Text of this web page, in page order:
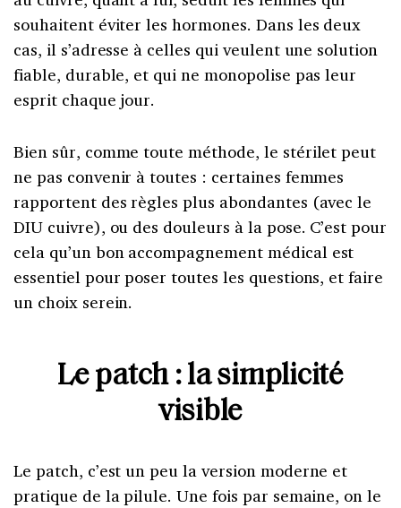
souhaitent éviter les hormones. Dans les deux
cas, il s’adresse à celles qui veulent une solution
fiable, durable, et qui ne monopolise pas leur
esprit chaque jour.
Bien sûr, comme toute méthode, le stérilet peut
ne pas convenir à toutes : certaines femmes
rapportent des règles plus abondantes (avec le
DIU cuivre), ou des douleurs à la pose. C’est pour
cela qu’un bon accompagnement médical est
essentiel pour poser toutes les questions, et faire
un choix serein.
Le patch : la simplicité
visible
Le patch, c’est un peu la version moderne et
pratique de la pilule. Une fois par semaine, on le